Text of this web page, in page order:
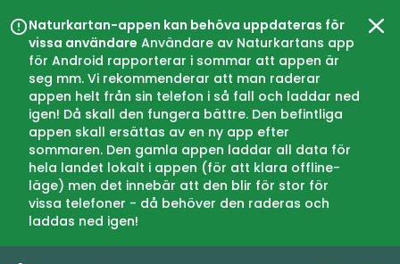
Naturkartan-appen kan behöva uppdateras för
vissa användare Användare av Naturkartans app
för Android rapporterar i sommar att appen är
seg mm. Vi rekommenderar att man raderar
appen helt från sin telefon i så fall och laddar ned
igen! Då skall den fungera bättre. Den befintliga
appen skall ersättas av en ny app efter
sommaren. Den gamla appen laddar all data för
hela landet lokalt i appen (för att klara offline-
läge) men det innebär att den blir för stor för
vissa telefoner - då behöver den raderas och
laddas ned igen!